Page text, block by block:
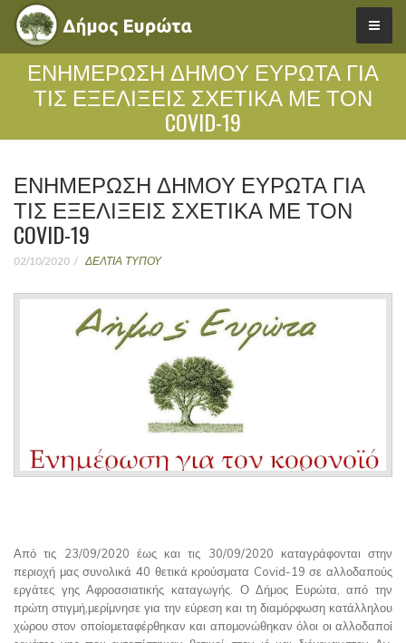
ΕΝΗΜΕΡΩΣΗ ΔΗΜΟΥ ΕΥΡΩΤΑ ΓΙΑ
ΤΙΣ ΕΞΕΛΙΞΕΙΣ ΣΧΕΤΙΚΑ ΜΕ ΤΟΝ
COVID-19
ΕΝΗΜΕΡΩΣΗ ΔΗΜΟΥ ΕΥΡΩΤΑ ΓΙΑ
ΤΙΣ ΕΞΕΛΙΞΕΙΣ ΣΧΕΤΙΚΑ ΜΕ ΤΟΝ
COVID-19
02/10/2020 ΔΕΛΤΙΑ ΤΥΠΟΥ
Από τις 23/09/2020 έως και τις 30/09/2020 καταγράφονται στην
περιοχή μας συνολικά 40 θετικά κρούσματα Covid-19 σε αλλοδαπούς
εργάτες γης Αφροασιατικής καταγωγής. Ο Δήμος Ευρώτα, από την
πρώτη στιγμή,μερίμνησε για την εύρεση και τη διαμόρφωση κατάλληλου
χώρου στον οποίομεταφέρθηκαν και απομονώθηκαν όλοι οι αλλοδαποί